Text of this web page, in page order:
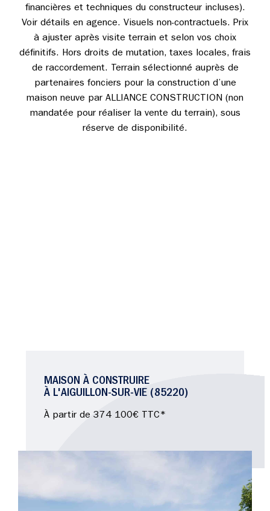
financières et techniques du constructeur incluses).
Voir détails en agence. Visuels non-contractuels. Prix
à ajuster après visite terrain et selon vos choix
définitifs. Hors droits de mutation, taxes locales, frais
de raccordement. Terrain sélectionné auprès de
partenaires fonciers pour la construction d’une
maison neuve par ALLIANCE CONSTRUCTION (non
mandatée pour réaliser la vente du terrain), sous
réserve de disponibilité.
MAISON À CONSTRUIRE
À L'AIGUILLON-SUR-VIE (85220)
À partir de 374 100€ TTC*